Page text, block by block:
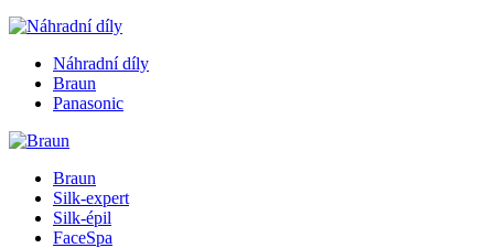
Náhradní díly
Braun
Panasonic
Braun
Silk-expert
Silk-épil
FaceSpa